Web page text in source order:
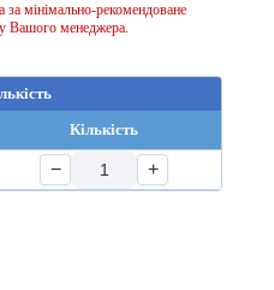
мінімально-рекомендоване
Вашого менеджера.
Кількість
− +